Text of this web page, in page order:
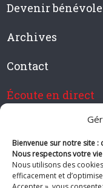
Bienvenue sur notre site :
Nous respectons votre
Nous utilisons des
efficacement et
Devenir bénévole
Archives
Contact
Écoute en direct
Devenir membre